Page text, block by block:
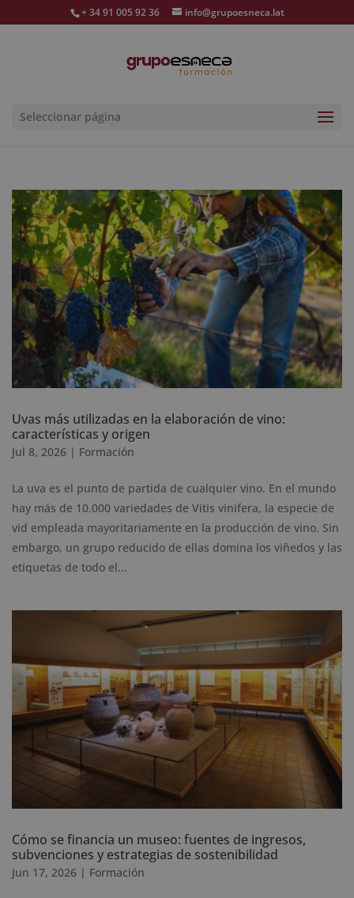
+ 34 91 005 92 36 info@grupoesneca.lat
Seleccionar página
Uvas más utilizadas en la elaboración de vino:
características y origen
Jul 8, 2026 | Formación
La uva es el punto de partida de cualquier vino. En el mundo
hay más de 10.000 variedades de Vitis vinifera, la especie de
vid empleada mayoritariamente en la producción de vino. Sin
embargo, un grupo reducido de ellas domina los viñedos y las
etiquetas de todo el...
Cómo se financia un museo: fuentes de ingresos,
subvenciones y estrategias de sostenibilidad
Jun 17, 2026 | Formación